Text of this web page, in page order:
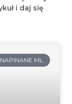
i daj się
NAPINANE ML